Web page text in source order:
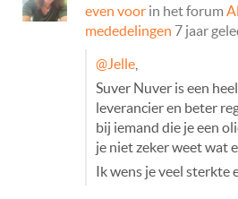
even voor in het forum
mededelingen 7 jaar
@Jelle
Suver Nuver is een
leverancier en beter
bij iemand die je een
je niet zeker weet wat
Ik wens je veel sterkte